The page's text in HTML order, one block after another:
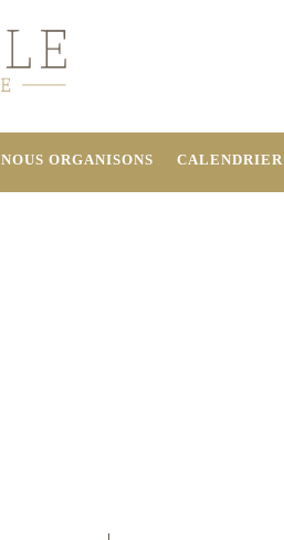
NOUS ORGANISONS CALENDRIER